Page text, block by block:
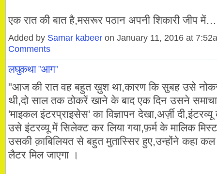
एक रात की बात है,मसरूर पठान अपनी शिकारी जीप
Added by Samar kabeer on January 11, 2016 at
Comments
लघुकथा "आग"
"आज की रात वह बहुत ख़ुश था,कारण कि सुबह उसे
थी,दो साल तक ठोकरें खाने के बाद एक दिन उसने
'माइकल इंटरप्राइसेस' का विज्ञापन देखा,अर्ज़ी
उसे इंटरव्यू में सिलेक्ट कर लिया गया,फ़र्म के मालिक
उसकी क़ाबिलियत से बहुत मुतास्सिर हुए,उन्होंने कहा
लैटर मिल जाएगा ।